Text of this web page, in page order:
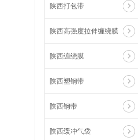
陕西打包带
陕西高强度拉伸缠绕膜
陕西缠绕膜
陕西塑钢带
陕西钢带
陕西缓冲气袋